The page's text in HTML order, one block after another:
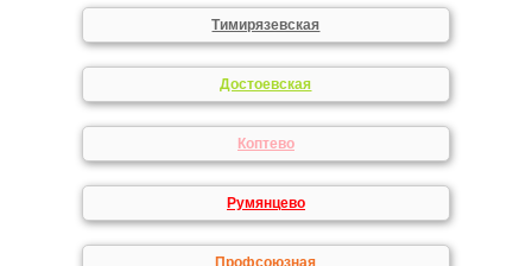
Тимирязевская
Достоевская
Коптево
Румянцево
Профсоюзная